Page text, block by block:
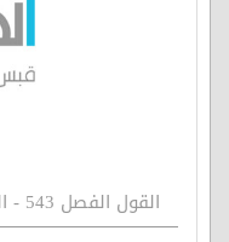
القول الفصل 543 - الشهادة.. حياة أجيال